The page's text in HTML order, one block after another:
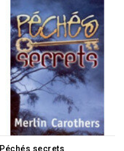
RUPTURE DE STOCK
Péchés secrets